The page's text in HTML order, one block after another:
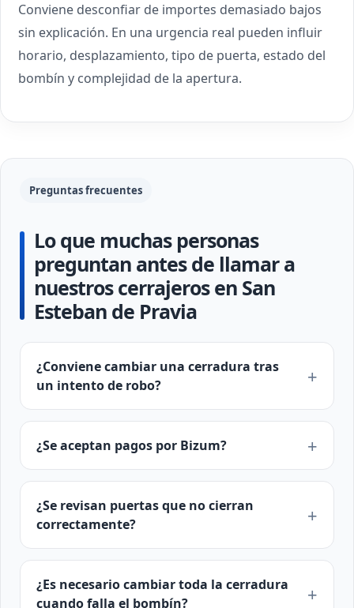
Conviene desconfiar de importes demasiado bajos
sin explicación. En una urgencia real pueden influir
horario, desplazamiento, tipo de puerta, estado del
bombín y complejidad de la apertura.
Preguntas frecuentes
Lo que muchas personas
preguntan antes de llamar a
nuestros cerrajeros en San
Esteban de Pravia
¿Conviene cambiar una cerradura tras
un intento de robo?
¿Se aceptan pagos por Bizum?
¿Se revisan puertas que no cierran
correctamente?
¿Es necesario cambiar toda la cerradura
cuando falla el bombín?